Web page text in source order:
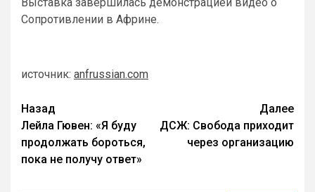
Сопротивлении в Африне.
источник: anfrussian.com
Назад
Лейла Гювен: «Я буду
продолжать бороться,
пока не получу ответ»
Далее
ДСЖ: Свобода приходит
через организацию